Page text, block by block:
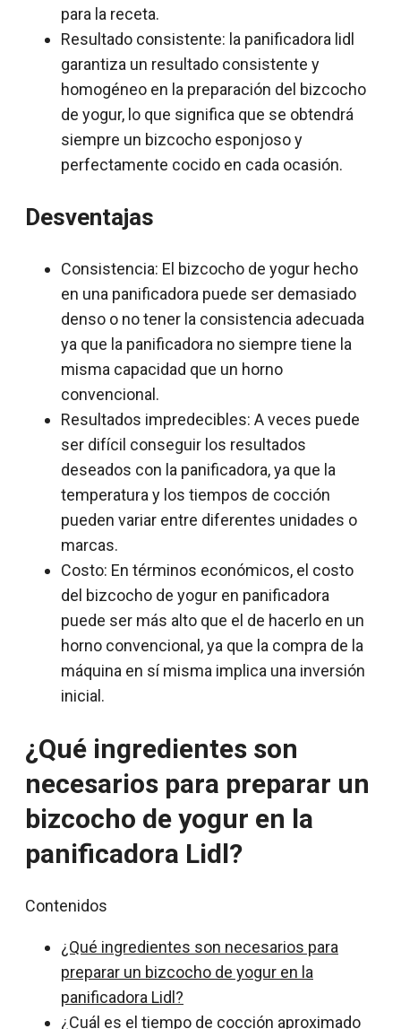
para la receta.
Resultado consistente: la panificadora lidl
garantiza un resultado consistente y
homogéneo en la preparación del bizcocho
de yogur, lo que significa que se obtendrá
siempre un bizcocho esponjoso y
perfectamente cocido en cada ocasión.
Desventajas
Consistencia: El bizcocho de yogur hecho
en una panificadora puede ser demasiado
denso o no tener la consistencia adecuada
ya que la panificadora no siempre tiene la
misma capacidad que un horno
convencional.
Resultados impredecibles: A veces puede
ser difícil conseguir los resultados
deseados con la panificadora, ya que la
temperatura y los tiempos de cocción
pueden variar entre diferentes unidades o
marcas.
Costo: En términos económicos, el costo
del bizcocho de yogur en panificadora
puede ser más alto que el de hacerlo en un
horno convencional, ya que la compra de la
máquina en sí misma implica una inversión
inicial.
¿Qué ingredientes son
necesarios para preparar un
bizcocho de yogur en la
panificadora Lidl?
Contenidos
¿Qué ingredientes son necesarios para
preparar un bizcocho de yogur en la
panificadora Lidl?
¿Cuál es el tiempo de cocción aproximado